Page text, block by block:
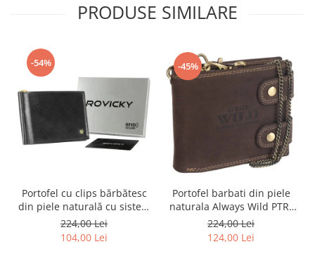
PRODUSE SIMILARE
-54%
Portofel cu clips bărbătesc
din piele naturală cu sistem
RFID - Rovicky PTR-N1908-
RVT-9799 BLACK
224,00 Lei
104,00 Lei
-45%
Portofel barbati din piele
naturala Always Wild PTR-
2900-BIC
224,00 Lei
124,00 Lei